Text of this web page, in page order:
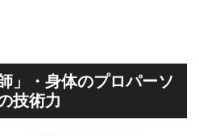
」・身体のプロパーソ
技術力